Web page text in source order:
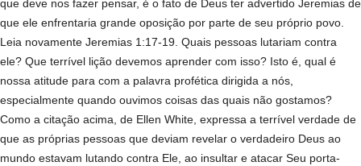
que deve nos fazer pensar, é o fato de Deus ter advertido Jeremias de
que ele enfrentaria grande oposição por parte de seu próprio povo.
Leia novamente Jeremias 1:17-19. Quais pessoas lutariam contra
ele? Que terrível lição devemos aprender com isso? Isto é, qual é
nossa atitude para com a palavra profética dirigida a nós,
especialmente quando ouvimos coisas das quais não gostamos?
Como a citação acima, de Ellen White, expressa a terrível verdade de
que as próprias pessoas que deviam revelar o verdadeiro Deus ao
mundo estavam lutando contra Ele, ao insultar e atacar Seu porta-